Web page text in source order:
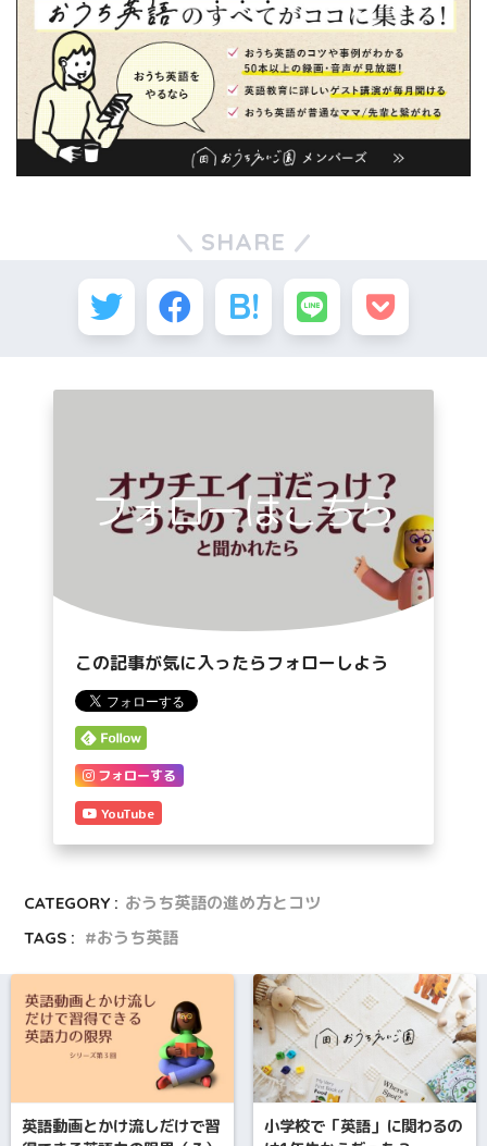
SHARE
フォローはこちら
この記事が気に入ったらフォローしよう
フォローする
YouTube
CATEGORY : おうち英語の進め方とコツ
TAGS :
おうち英語
英語動画とかけ流しだけで習
小学校で「英語」に関わるの